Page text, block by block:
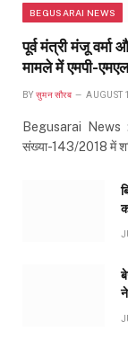
BEGUSARAI NEWS
पूर्व मंत्री मंजू
मामले में एमपी-
BY सुमन सौरब AUGUST
Begusarai News :
संख्या-143/2018 में